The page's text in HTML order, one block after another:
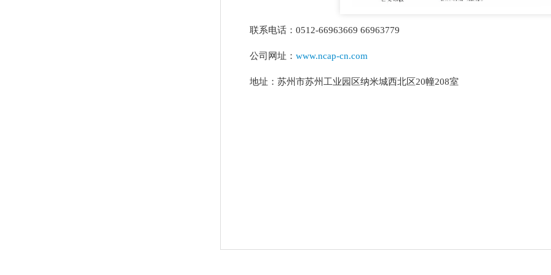
联系电话：0512-66963669 66963779
公司网址： www.ncap-cn.com
地址：苏州市苏州工业园区纳米城西北区20幢208室